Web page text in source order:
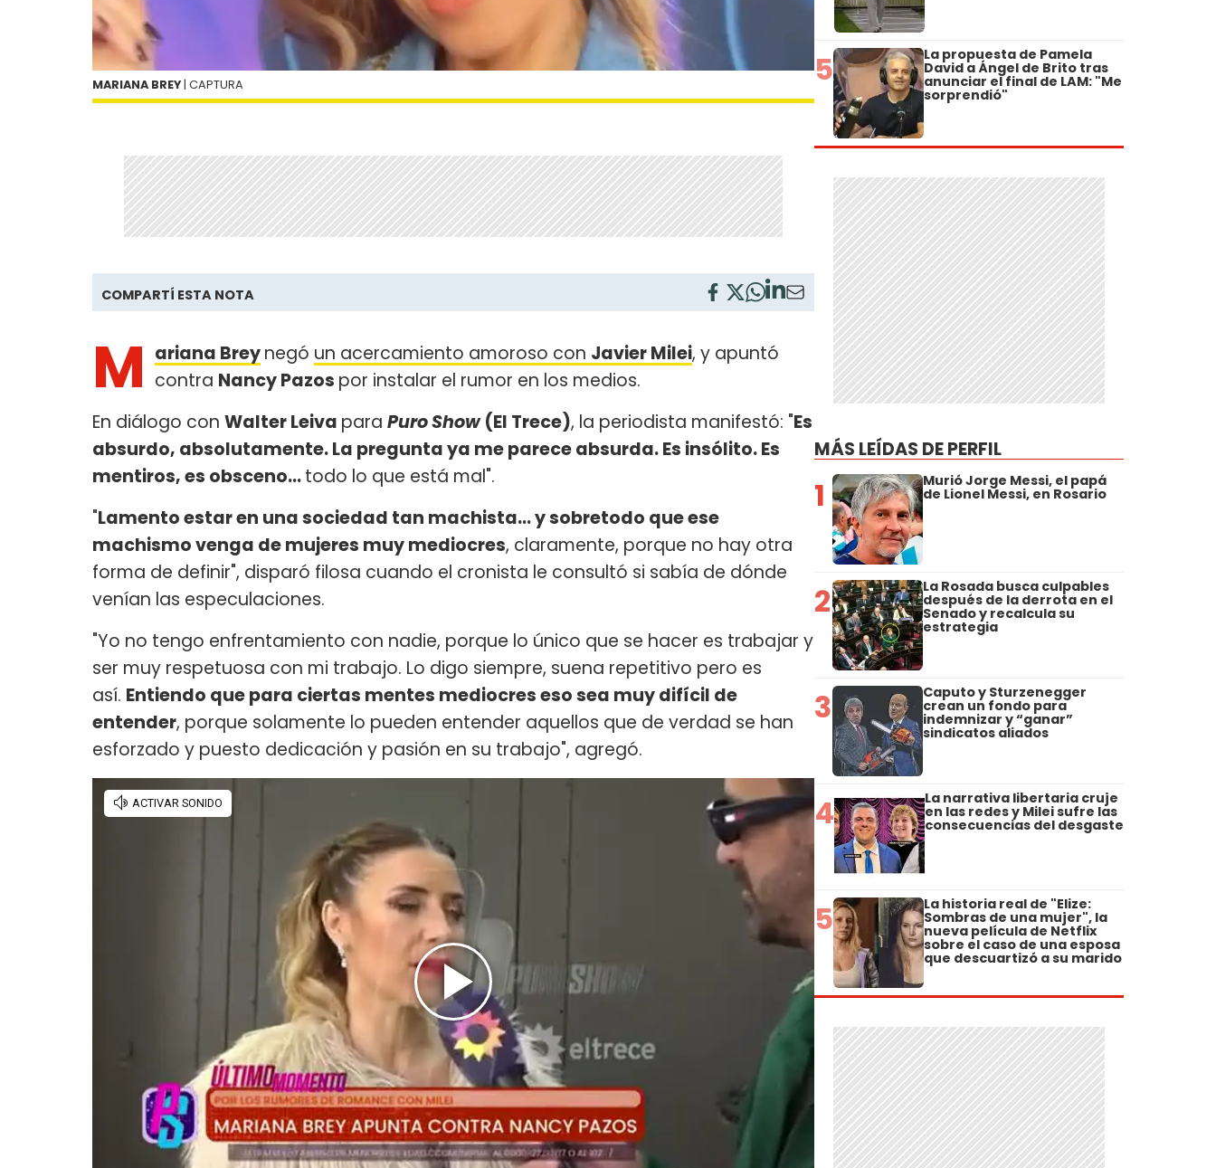
MARIANA BREY| CAPTURA
COMPARTÍ ESTA NOTA
M ariana Breynegó un acercamiento amoroso con Javier Milei, y apuntó
contra Nancy Pazos por instalar el rumor en los medios.
En diálogo con Walter Leiva para Puro Show(El Trece), la periodista manifestó: "Es
absurdo, absolutamente. La pregunta ya me parece absurda. Es insólito. Es
mentiros, es obsceno...todo lo que está mal".
"Lamento estar en una sociedad tan machista... y sobretodo que ese
machismo venga de mujeres muy mediocres, claramente, porque no hay otra
forma de definir", disparó filosa cuando el cronista le consultó si sabía de dónde
venían las especulaciones.
"Yo no tengo enfrentamiento con nadie, porque lo único que se hacer es trabajar y
ser muy respetuosa con mi trabajo. Lo digo siempre, suena repetitivo pero es
así. Entiendo que para ciertas mentes mediocres eso sea muy difícil de
entender, porque solamente lo pueden entender aquellos que de verdad se han
esforzado y puesto dedicación y pasión en su trabajo", agregó.
5 La propuesta de Pamela
David a Ángel de Brito tras
anunciar el final de LAM: "Me
sorprendió"
MÁS LEÍDAS DE PERFIL
1 Murió Jorge Messi, el papá
de Lionel Messi, en Rosario
2 La Rosada busca culpables
después de la derrota en el
Senado y recalcula su
estrategia
3 Caputo y Sturzenegger
crean un fondo para
indemnizar y “ganar”
sindicatos aliados
4 La narrativa libertaria cruje
en las redes y Milei sufre las
consecuencias del desgaste
5 La historia real de "Elize:
Sombras de una mujer", la
nueva película de Netflix
sobre el caso de una esposa
que descuartizó a su marido